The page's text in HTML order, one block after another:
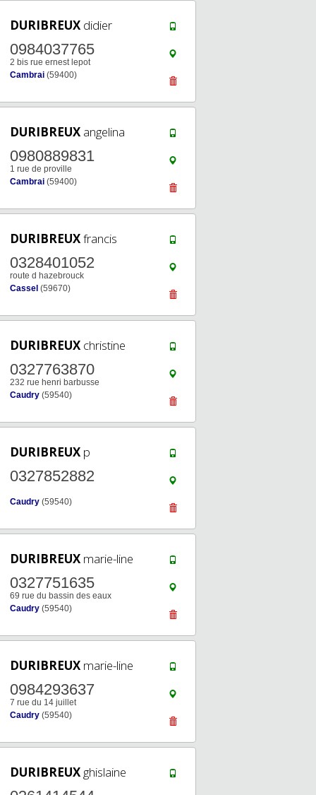
DURIBREUX didier
0984037765
2 bis rue ernest lepot
Cambrai (59400)
DURIBREUX angelina
0980889831
1 rue de proville
Cambrai (59400)
DURIBREUXfrancis
0328401052
route d hazebrouck
Cassel (59670)
DURIBREUX christine
0327763870
232 rue henri barbusse
Caudry (59540)
DURIBREUX p
0327852882
Caudry (59540)
DURIBREUX marie-line
0327751635
69 rue du bassin des eaux
Caudry (59540)
DURIBREUX marie-line
0984293637
7 rue du 14 juillet
Caudry (59540)
DURIBREUX ghislaine